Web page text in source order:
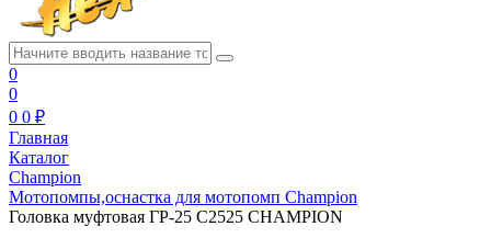
0
0
0 0 ₽
Главная
Каталог
Champion
Мотопомпы,оснастка для мотопомп Champion
Головка муфтовая ГP-25 C2525 CHAMPION